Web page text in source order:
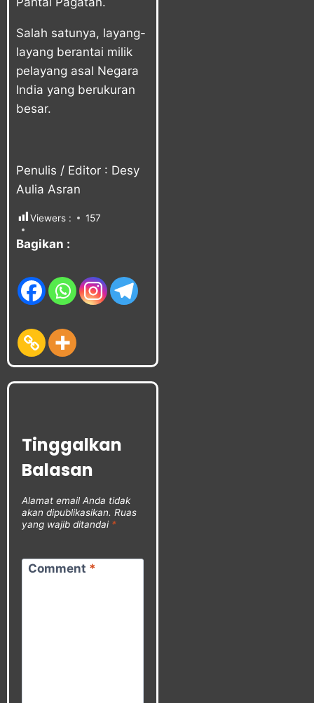
Salah satunya, layang-
layang berantai milik
pelayang asal Negara
India yang berukuran
besar.
Penulis / Editor : Desy
Aulia Asran
Viewers : 157
Bagikan :
Tinggalkan
Balasan
Alamat email Anda tidak
akan dipublikasikan. Ruas
yang wajib ditandai *
Comment *